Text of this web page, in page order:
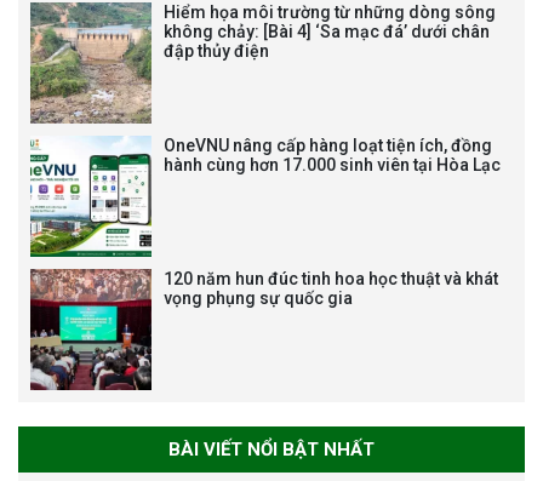
vị trí việc làm chức danh nghề
nghiệp chuyên môn dùng
Bảo vệ luận án tiến sĩ của NCS
Hiểm họa môi trường từ những dòng sông
không chảy: [Bài 4] ‘Sa mạc đá’ dưới chân
đập thủy điện
OneVNU nâng cấp hàng loạt tiện ích, đồng
hành cùng hơn 17.000 sinh viên tại Hòa Lạc
120 năm hun đúc tinh hoa học thuật và khát
vọng phụng sự quốc gia
BÀI VIẾT NỔI BẬT NHẤT